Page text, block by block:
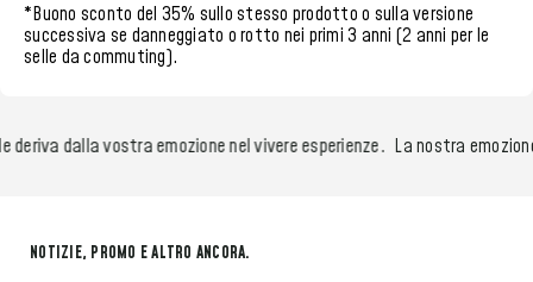
*Buono sconto del 35% sullo stesso prodotto o sulla versione
successiva se danneggiato o rotto nei primi 3 anni (2 anni per le
selle da commuting).
dalla vostra emozione nel vivere esperienze.La nostra emozione
NOTIZIE, PROMO E ALTRO ANCORA.